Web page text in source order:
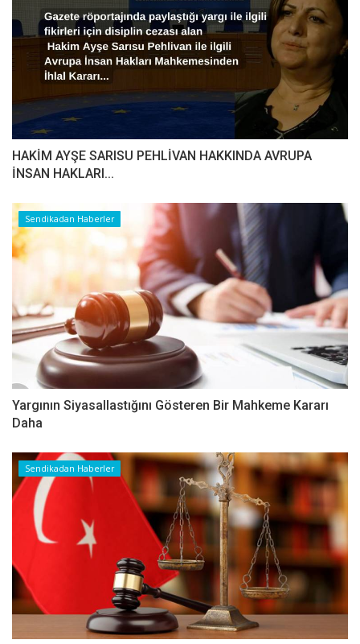
HAKİM AYŞE SARISU PEHLİVAN HAKKINDA AVRUPA
İNSAN HAKLARI...
Sendikadan Haberler
Yargının Siyasallastığını Gösteren Bir Mahkeme Kararı
Daha
Sendikadan Haberler